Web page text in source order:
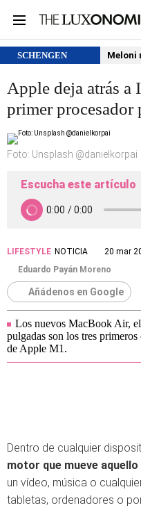
SCHENGEN Meloni
Apple deja atrás a
primer procesador
Foto: Unsplash @danielkorpai
Escucha este artículo
LIFESTYLE NOTICIA
20 mar
Eduardo Payán Moreno
Añádenos en Google
Los nuevos MacBook Air,
pulgadas son los tres
de Apple M1.
Dentro de cualquier
motor que mueve aquello
un vídeo, música o
tabletas, ordenadores o